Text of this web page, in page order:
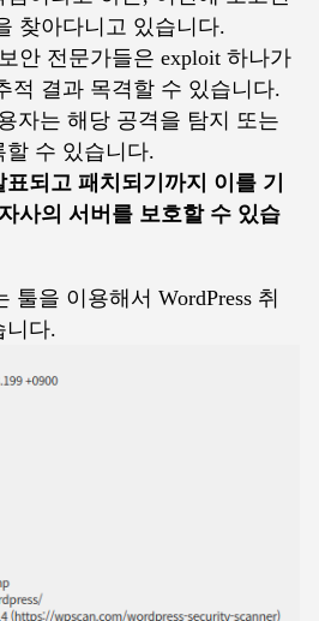
찾아다니고 있습니다.
안 전문가들은 exploit 하나가
적 결과 목격할 수 있습니다.
자는 해당 공격을 탐지 또는
수 있습니다.
되고 패치되기까지 이를 기
사의 서버를 보호할 수 있습
툴을 이용해서 WordPress 취
니다.